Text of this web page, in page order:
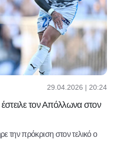
29.04.2026 | 20:24
τον Απόλλωνα στον
την πρόκριση στον τελικό ο